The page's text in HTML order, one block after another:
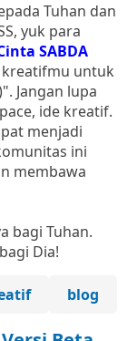
Tuhan dan
yuk para
SABDA
kreatifmu untuk
Jangan lupa
ide kreatif.
menjadi
ini
membawa
bagi Tuhan.
Dia!
blog